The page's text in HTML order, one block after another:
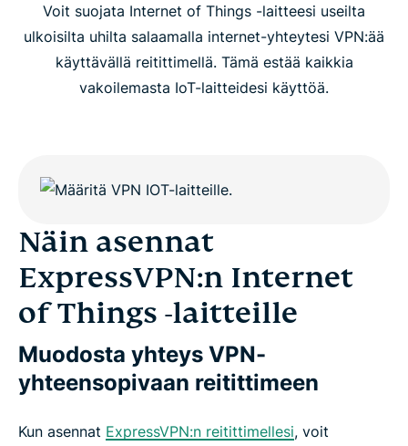
Voit suojata Internet of Things -laitteesi useilta
ulkoisilta uhilta salaamalla internet-yhteytesi VPN:ää
käyttävällä reitittimellä. Tämä estää kaikkia
vakoilemasta IoT-laitteidesi käyttöä.
Näin asennat
ExpressVPN:n Internet
of Things -laitteille
Muodosta yhteys VPN-
yhteensopivaan reitittimeen
Kun asennat ExpressVPN:n reitittimellesi, voit